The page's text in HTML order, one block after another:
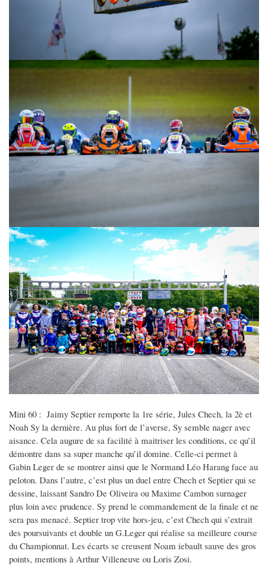
Mini 60 : Jaimy Septier remporte la 1re série, Jules Chech, la 2è et
Noah Sy la dernière. Au plus fort de l’averse, Sy semble nager avec
aisance. Cela augure de sa facilité à maitriser les conditions, ce qu’il
démontre dans sa super manche qu’il domine. Celle-ci permet à
Gabin Leger de se montrer ainsi que le Normand Léo Harang face au
peloton. Dans l’autre, c’est plus un duel entre Chech et Septier qui se
dessine, laissant Sandro De Oliveira ou Maxime Cambon surnager
plus loin avec prudence. Sy prend le commandement de la finale et ne
sera pas menacé. Septier trop vite hors-jeu, c’est Chech qui s’extrait
des poursuivants et double un G.Leger qui réalise sa meilleure course
du Championnat. Les écarts se creusent Noam iebault sauve des gros
points, mentions à Arthur Villeneuve ou Loris Zosi.